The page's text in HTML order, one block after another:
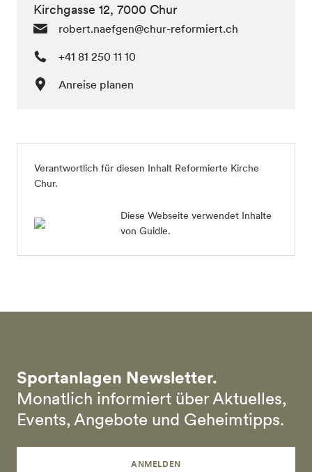
Kirchgasse 12, 7000 Chur
robert.naefgen@chur-reformiert.ch
+41 81 250 11 10
Anreise planen
Verantwortlich für diesen Inhalt Reformierte Kirche
Chur.
Diese Webseite verwendet Inhalte
von Guidle.
Sportanlagen Newsletter.
Monatlich informiert über Aktuelles,
Events, Angebote und Geheimtipps.
ANMELDEN